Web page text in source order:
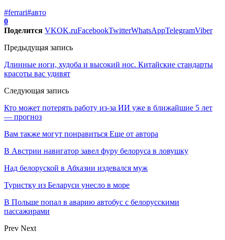
#ferrari#авто
0
Поделится VKOK.ruFacebookTwitterWhatsAppTelegramViber
Предыдущая запись
Длинные ноги, худоба и высокий нос. Китайские стандарты
красоты вас удивят
Следующая запись
Кто может потерять работу из-за ИИ уже в ближайшие 5 лет
— прогноз
Вам также могут понравиться Еще от автора
В Австрии навигатор завел фуру белоруса в ловушку
Над белоруской в Абхазии издевался муж
Туристку из Беларуси унесло в море
В Польше попал в аварию автобус с белорусскими
пассажирами
Prev Next